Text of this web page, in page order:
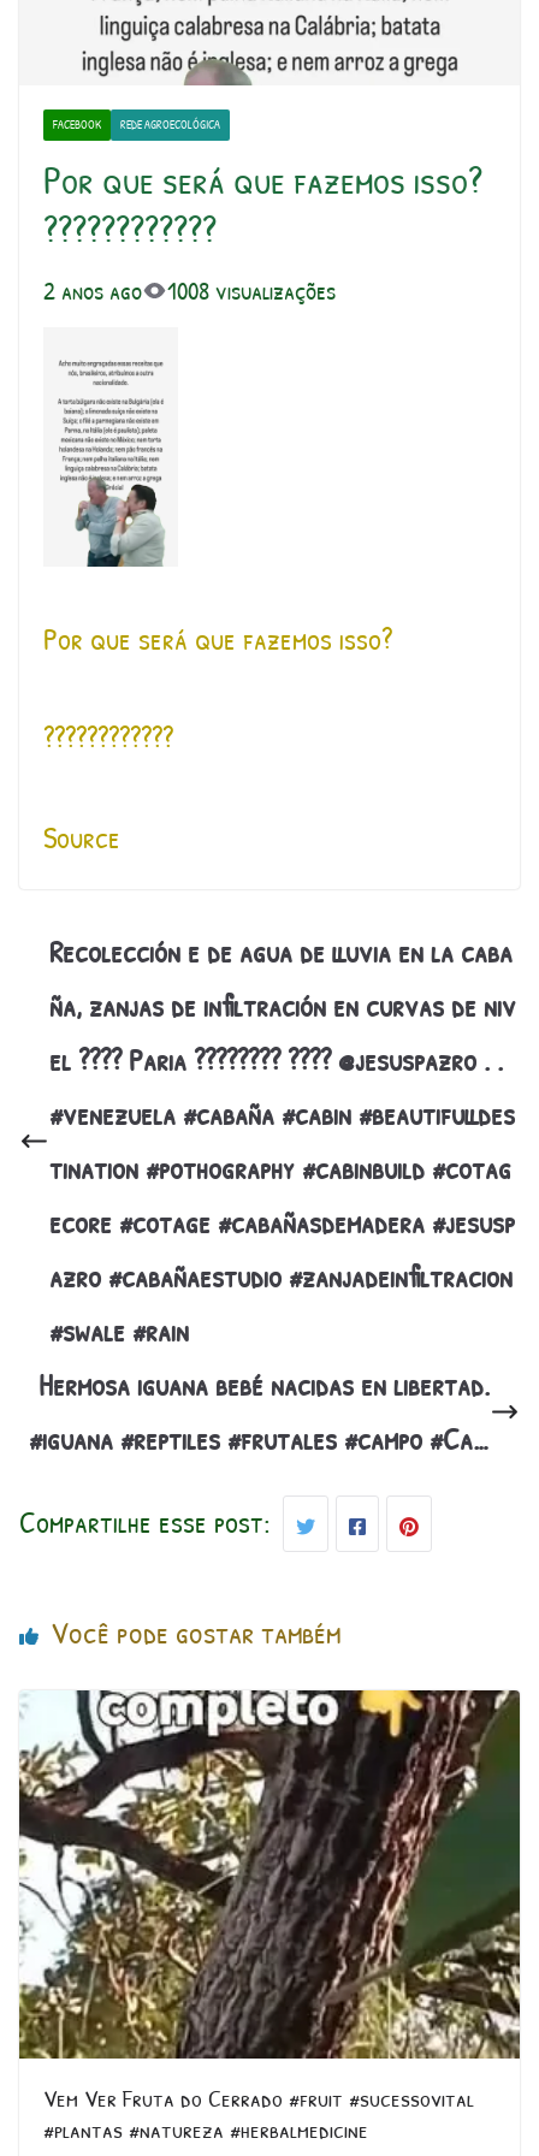
FACEBOOK REDE AGROECOLÓGICA
Por que será que fazemos isso?
????????????
2 anos ago 1008 visualizações
Por que será que fazemos isso?
????????????
Source
Recolección e de agua de lluvia en la caba
ña, zanjas de infiltración en curvas de niv
el ???? Paria ???????? ???? @jesuspazro . .
#venezuela #cabaña #cabin #beautifulldes
tination #pothography #cabinbuild #cotag
ecore #cotage #cabañasdemadera #jesusp
azro #cabañaestudio #zanjadeinfiltracion
#swale #rain
Hermosa iguana bebé nacidas en libertad.
#iguana #reptiles #frutales #campo #Ca…
Compartilhe esse post:
Você pode gostar também
Vem Ver Fruta do Cerrado #fruit #sucessovital
#plantas #natureza #herbalmedicine